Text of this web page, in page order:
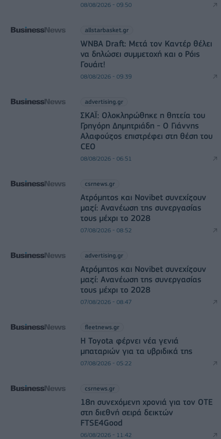
08/08/2026 - 09:50
allstarbasket.gr
WNBA Draft: Μετά τον Καντέρ θέλει
να δηλώσει συμμετοχή και ο Ρόις
Γουάιτ!
08/08/2026 - 09:39
advertising.gr
ΣΚΑΪ: Ολοκληρώθηκε η θητεία του
Γρηγόρη Δημητριάδη - Ο Γιάννης
Αλαφούζος επιστρέφει στη θέση του
CEO
08/08/2026 - 06:51
csrnews.gr
Ατρόμητος και Novibet συνεχίζουν
μαζί: Ανανέωση της συνεργασίας
τους μέχρι το 2028
07/08/2026 - 08:52
advertising.gr
Ατρόμητος και Novibet συνεχίζουν
μαζί: Ανανέωση της συνεργασίας
τους μέχρι το 2028
07/08/2026 - 08:47
fleetnews.gr
Η Toyota φέρνει νέα γενιά
μπαταριών για τα υβριδικά της
07/08/2026 - 05:22
csrnews.gr
18η συνεχόμενη χρονιά για τον ΟΤΕ
στη διεθνή σειρά δεικτών
FTSE4Good
06/08/2026 - 11:42